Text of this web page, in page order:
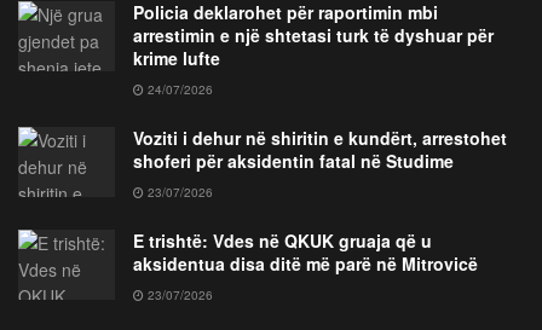
Policia deklarohet për raportimin mbi
arrestimin e një shtetasi turk të dyshuar për
krime lufte
24/07/2026
Voziti i dehur në shiritin e kundërt, arrestohet
shoferi për aksidentin fatal në Studime
23/07/2026
E trishtë: Vdes në QKUK gruaja që u
aksidentua disa ditë më parë në Mitrovicë
23/07/2026